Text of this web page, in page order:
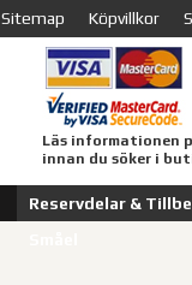
Sitemap Köpvillkor
Läs informationen
innan du söker i
Reservdelar &